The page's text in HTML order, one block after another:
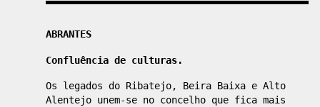
Localizações
ABRANTES
Confluência de culturas.
Os legados do Ribatejo, Beira Baixa e Alto
Alentejo unem-se no concelho que fica mais